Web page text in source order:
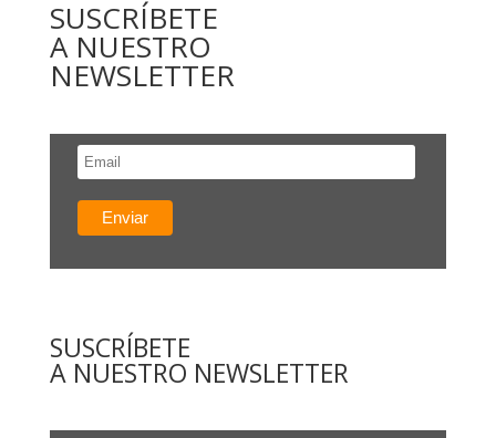
SUSCRÍBETE
A NUESTRO
NEWSLETTER
SUSCRÍBETE
A NUESTRO NEWSLETTER